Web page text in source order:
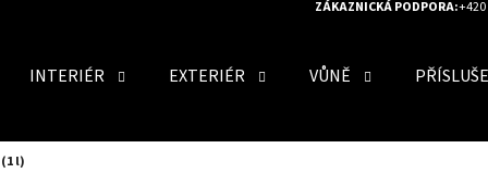
ZÁKAZNICKÁ PODPORA:+420
INTERIÉR EXTERIÉR VŮNĚ
l)
POTŘEBUJETE NAJÍT?